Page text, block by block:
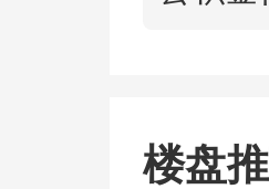
原
楼盘